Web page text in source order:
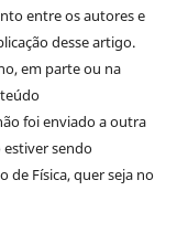
entre os autores e
desse artigo.
em parte ou na
foi enviado a outra
estiver sendo
de Física, quer seja no